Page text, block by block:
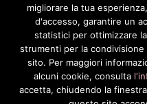
Da preservare
Da vivere
Cookie Policy
migliorare la tua
d'accesso, garantire un
statistici per ottimizzare
strumenti per la
sito. Per maggiori
alcuni cookie, consulta
accetta, chiudendo la